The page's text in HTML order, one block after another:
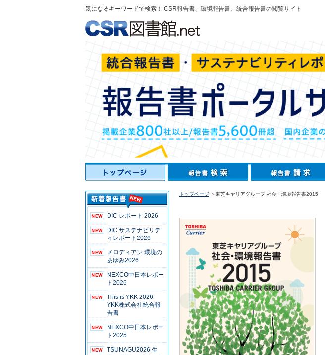
気になるキーワードで検索！ CSR報告書、環境報告書、統合報告書の閲覧サイト
DIC レポート 2026
DIC サステナビリテ
ィレポート2026
メロディアン 環境の
あゆみ2026
NEXCO中日本レポー
ト2026
This is YKK 2026
YKK株式会社統合報
告書
NEXCO中日本レポー
ト2025
TSUNAGU2026 生
トップページ ＞東芝キヤリアグループ 社会・環境報告書2015